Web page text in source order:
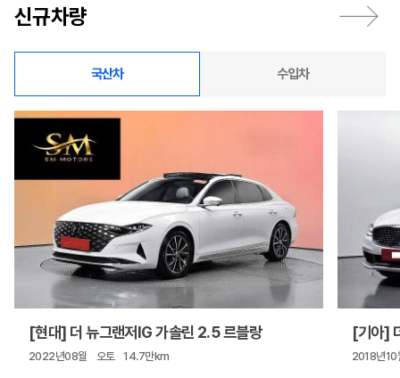
신규차량
국산차 수입차
[현대] 더 뉴그랜저IG 가솔린 2.5 르블랑
2022년08월 오토 14.7만km
[기아]
2018년10